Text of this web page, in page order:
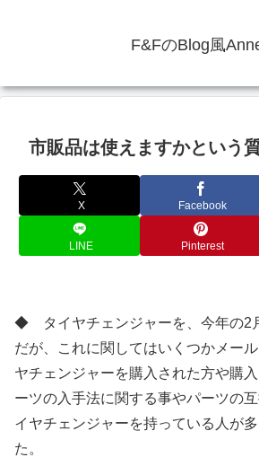
F&FのBlog風
市販品は使えますかという
X Facebook
LINE Pinterest
◆ タイヤチェンジャーを、今年の2
だが、これに関してはいくつかメー
ヤチェンジャーを購入された方や購
ーツの入手法に関する事やパーツの
イヤチェンジャーを持っている人が
た。